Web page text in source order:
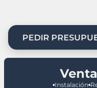
PEDIR
Instalación